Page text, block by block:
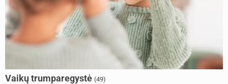
Vaikų trumparegystė (49)